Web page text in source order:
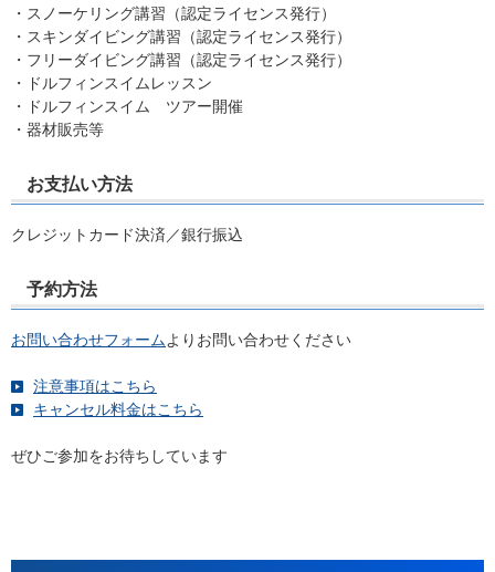
・スノーケリング講習（認定ライセンス発行）
・スキンダイビング講習（認定ライセンス発行）
・フリーダイビング講習（認定ライセンス発行）
・ドルフィンスイムレッスン
・ドルフィンスイム ツアー開催
・器材販売等
お支払い方法
クレジットカード決済／銀行振込
予約方法
お問い合わせフォームよりお問い合わせください
注意事項はこちら
キャンセル料金はこちら
ぜひご参加をお待ちしています